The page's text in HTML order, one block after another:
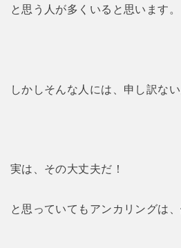
と思う人が多くいると思います。
しかしそんな人には、申し訳な
実は、その大丈夫だ！
と思っていてもアンカリングは